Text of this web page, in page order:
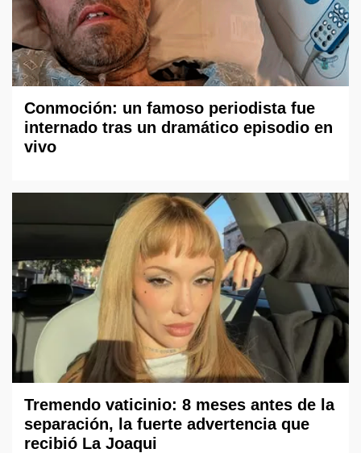
Conmoción: un famoso periodista fue
internado tras un dramático episodio en
vivo
Tremendo vaticinio: 8 meses antes de la
separación, la fuerte advertencia que
recibió La Joaqui